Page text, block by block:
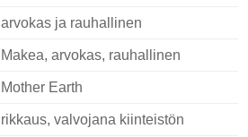
arvokas ja rauhallinen
Makea, arvokas, rauhallinen
Mother Earth
rikkaus, valvojana kiinteistön